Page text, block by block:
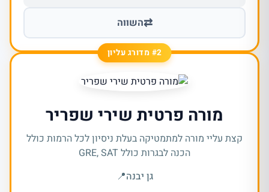
⇄השווה
#2 מדורג עליון
מורה פרטית שירי שפריר
קצת עליי מורה למתמטיקה בעלת ניסיון לכל הרמות כולל
הכנה לבגרות כולל GRE, SAT
גן יבנה📍